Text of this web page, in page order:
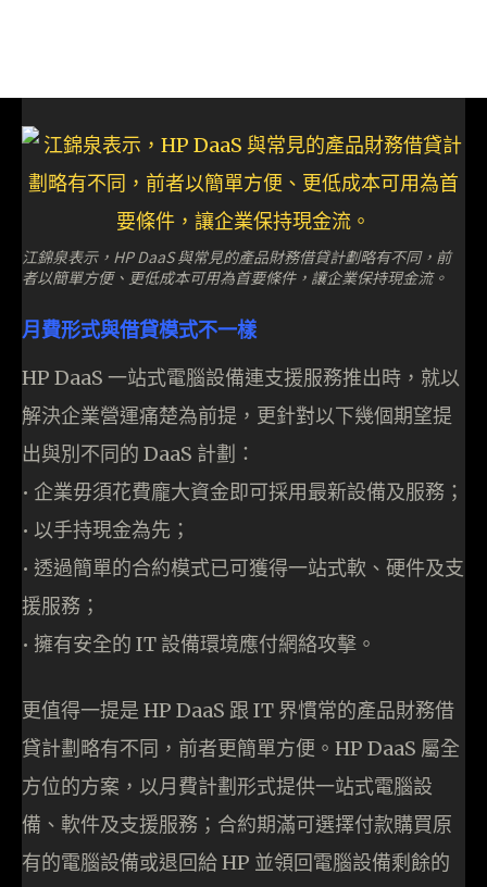
江錦泉表示，HP DaaS 與常見的產品財務借貸計劃略有不同，前
者以簡單方便、更低成本可用為首要條件，讓企業保持現金流。
月費形式與借貸模式不一樣
HP DaaS 一站式電腦設備連支援服務推出時，就以
解決企業營運痛楚為前提，更針對以下幾個期望提
出與別不同的 DaaS 計劃：
• 企業毋須花費龐大資金即可採用最新設備及服務；
• 以手持現金為先；
• 透過簡單的合約模式已可獲得一站式軟、硬件及支
援服務；
• 擁有安全的 IT 設備環境應付網絡攻擊。
更值得一提是 HP DaaS 跟 IT 界慣常的產品財務借
貸計劃略有不同，前者更簡單方便。HP DaaS 屬全
方位的方案，以月費計劃形式提供一站式電腦設
備、軟件及支援服務；合約期滿可選擇付款購買原
有的電腦設備或退回給 HP 並領回電腦設備剩餘的